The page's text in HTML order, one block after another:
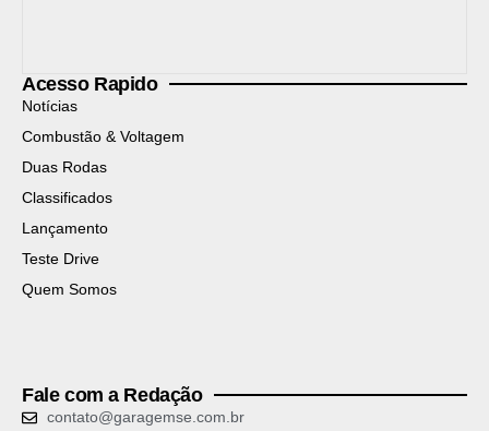
Acesso Rapido
Notícias
Combustão & Voltagem
Duas Rodas
Classificados
Lançamento
Teste Drive
Quem Somos
Fale com a Redação
contato@garagemse.com.br